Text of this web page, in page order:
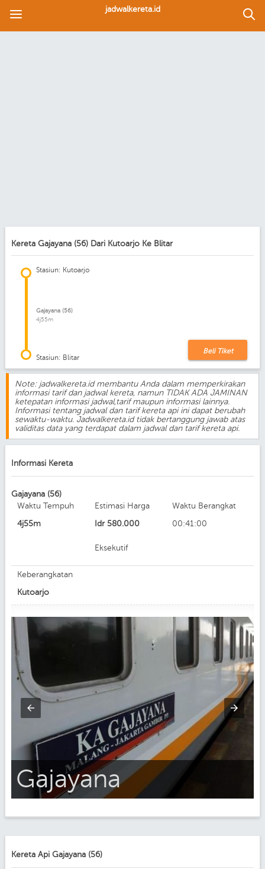
jadwalkereta.id
Kereta Gajayana (56) Dari Kutoarjo Ke Blitar
Stasiun: Kutoarjo
Gajayana (56)
4j55m
Stasiun: Blitar
Beli Tiket
Note: jadwalkereta.id membantu Anda dalam memperkirakan
informasi tarif dan jadwal kereta, namun TIDAK ADA JAMINAN
ketepatan informasi jadwal,tarif maupun informasi lainnya.
Informasi tentang jadwal dan tarif kereta api ini dapat berubah
sewaktu-waktu. Jadwalkereta.id tidak bertanggung jawab atas
validitas data yang terdapat dalam jadwal dan tarif kereta api.
Informasi Kereta
Gajayana (56)
Waktu Tempuh
4j55m
Estimasi Harga
Idr 580.000
Eksekutif
Waktu Berangkat
00:41:00
Keberangkatan
Kutoarjo
Gajayana
Kereta Api Gajayana (56)